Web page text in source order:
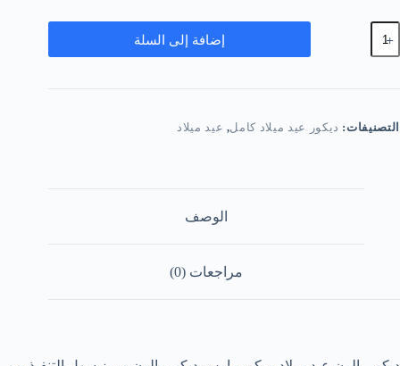
كمية
ديكور
بالون
ميلاد
ماوس
إضافة إلى السلة
التصنيفات: ديكور عيد ميلاد كامل, عيد ميلاد
الوصف
مراجعات (0)